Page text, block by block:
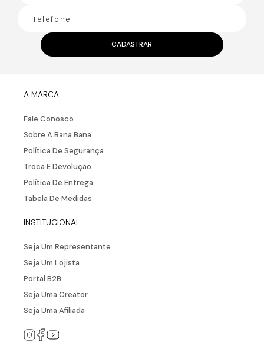
CADASTRAR
A MARCA
Fale Conosco
Sobre A Bana Bana
Política De Segurança
Troca E Devolução
Política De Entrega
Tabela De Medidas
INSTITUCIONAL
Seja Um Representante
Seja Um Lojista
Portal B2B
Seja Uma Creator
Seja Uma Afiliada